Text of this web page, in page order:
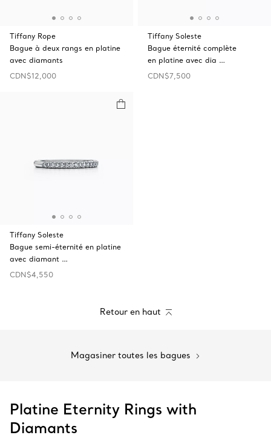
Tiffany Rope
Bague à deux rangs en platine
avec diamants
CDN$12,000
Tiffany Soleste
Bague éternité complète
en platine avec dia …
CDN$7,500
Tiffany Soleste
Bague semi-éternité en platine
avec diamant …
CDN$4,550
Retour en haut
Magasiner toutes les bagues
Platine Eternity Rings with
Diamants